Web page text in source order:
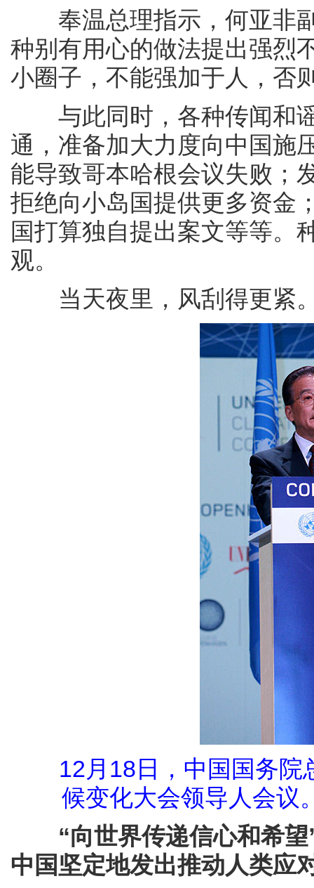
奉温总理指示，何亚非副
种别有用心的做法提出强烈
小圈子，不能强加于人，否
与此同时，各种传闻和谣
通，准备加大力度向中国施
能导致哥本哈根会议失败；
拒绝向小岛国提供更多资金
国打算独自提出案文等等。
观。
当天夜里，风刮得更紧。
12月18日，中国国务
候变化大会领导人会议
“向世界传递信心和希
中国坚定地发出推动人类应